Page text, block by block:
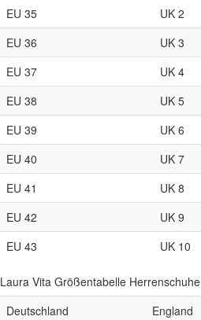
EU 35
UK 2
EU 36
UK 3
EU 37
UK 4
EU 38
UK 5
EU 39
UK 6
EU 40
UK 7
EU 41
UK 8
EU 42
UK 9
EU 43
UK 10
Laura Vita Größentabelle Herrenschuhe
Deutschland
England